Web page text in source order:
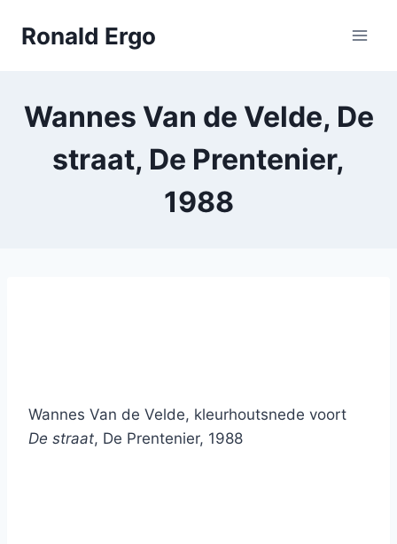
naarRonald Ergo
Wannes Van de Velde, De
straat, De Prentenier,
1988
Wannes Van de Velde, kleurhoutsnede voort
De straat, De Prentenier, 1988